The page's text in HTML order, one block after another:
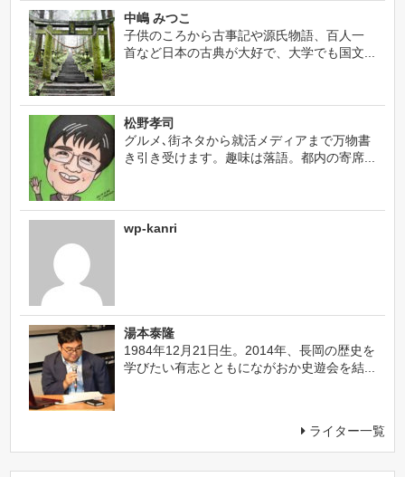
中嶋 みつこ
子供のころから古事記や源氏物語、百人一
首など日本の古典が大好で、大学でも国文...
松野孝司
グルメ､街ネタから就活メディアまで万物書
き引き受けます。趣味は落語。都内の寄席...
wp-kanri
湯本泰隆
1984年12月21日生。2014年、長岡の歴史を
学びたい有志とともにながおか史遊会を結...
ライター一覧